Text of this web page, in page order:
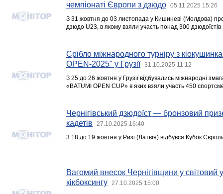
чемпіонаті Європи з дзюдо
05.11.2025 15:26
З 31 жовтня до 03 листопада у Кишиневі (Молдова)
дзюдо U23, в якому взяли участь понад 300
Срібло міжнародного турніру з
OPEN-2025" у Грузії
31.10.2025 11:12
З 25 до 26 жовтня у Грузії відбувались міжнародні
«BATUMI OPEN CUP» в яких взяли участь 450
Чернігівський дзюдоїст — бронзовий
кадетів
27.10.2025 16:40
3 18 до 19 жовтня у Ризі (Латвія) відбувся Кубок
Вагомий внесок Чернігівщини у світовий
кікбоксингу
27.10.2025 15:00